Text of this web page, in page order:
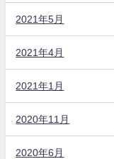
2021年5月
2021年4月
2021年1月
2020年11月
2020年6月